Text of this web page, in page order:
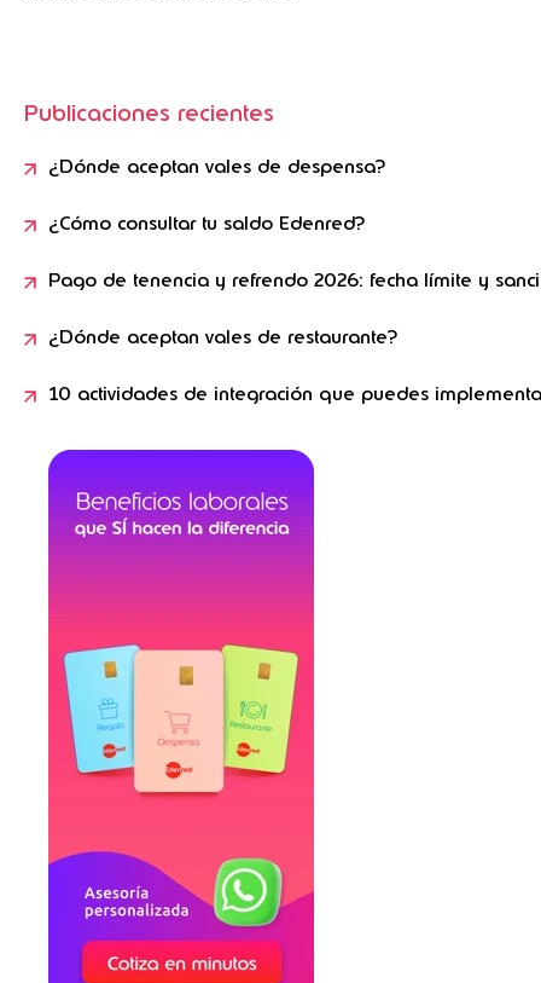
Publicaciones recientes
¿Dónde aceptan vales de despensa?
¿Cómo consultar tu saldo Edenred?
Pago de tenencia y refrendo 2026: fecha límite y
¿Dónde aceptan vales de restaurante?
10 actividades de integración que puedes